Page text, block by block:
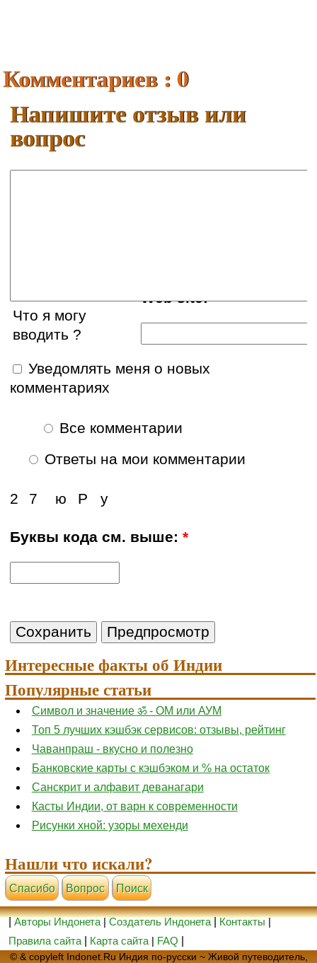
Комментариев : 0
Напишите отзыв или
вопрос
Web site:
Что я могу
вводить ?
Уведомлять меня о новых
комментариях
Все комментарии
Ответы на мои комментарии
у
Р
ю
2 7
Буквы кода см. выше:*
Интересные факты об Индии
Популярные статьи
Символ и значение ॐ - ОМ или АУМ
Топ 5 лучших кэшбэк сервисов: отзывы, рейтинг
Чаванпраш - вкусно и полезно
Банковские карты с кэшбэком и % на остаток
Санскрит и алфавит деванагари
Касты Индии, от варн к современности
Рисунки хной: узоры мехенди
Нашли что искали?
Cпасибо Вопрос Поиск
|Авторы Индонета|Создатель Индонета|Контакты|
Правила сайта
Карта сайта | FAQ
© & copyleft Indonet.Ru Индия по-русски ~ Живой путеводитель,